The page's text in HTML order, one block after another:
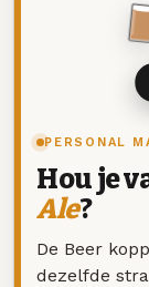
PERSONAL
Hou je
Ale?
De Beer
dezelfde